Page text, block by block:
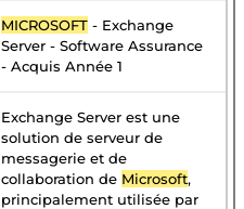
MICROSOFT - Exchange
Server - Software Assurance
- Acquis Année 1
Exchange Server est une
solution de serveur de
messagerie et de
collaboration de Microsoft,
principalement utilisée par